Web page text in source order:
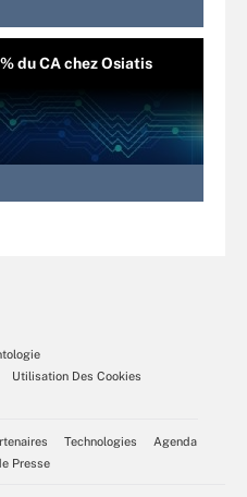
du CA chez Osiatis
Utilisation Des Cookies
Technologies
Agenda
Presse